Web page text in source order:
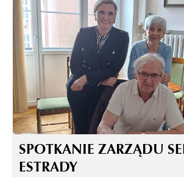
SPOTKANIE ZARZĄDU
ESTRADY